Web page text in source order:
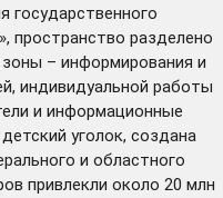
государственного
пространство разделено
– информирования и
индивидуальной работы
и информационные
уголок, создана
и областного
привлекли около 20 млн